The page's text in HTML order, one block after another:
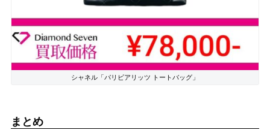
シャネル「パリビアリッツ トートバッグ」
まとめ